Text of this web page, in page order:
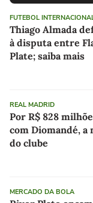
FUTEBOL
Thiago Almada
à disputa entre
Plate; saiba mais
REAL MADRID
Por R$ 828
com Diomandé, a
do clube
MERCADO DA BOLA